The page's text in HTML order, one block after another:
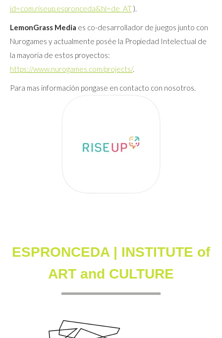
id=com.riseup.espronceda&hl=de_AT).
LemonGrass Media es co-desarrollador de juegos junto con
Nurogames y actualmente posée la Propiedad Intelectual de
la mayoria de estos proyectos:
https://www.nurogames.com/projects/.
Para mas información pongase en contacto con nosotros.
ESPRONCEDA | INSTITUTE of
ART and CULTURE